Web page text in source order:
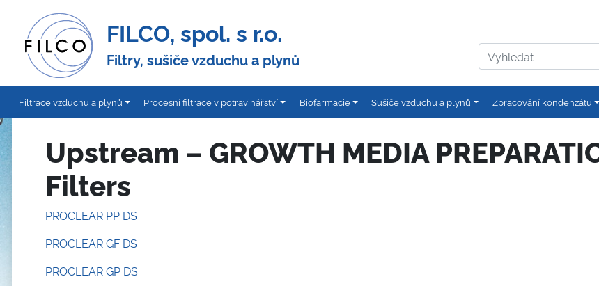
FILCO, spol. s r.o.
Filtry, sušiče vzduchu a plynů
Filtrace vzduchu a plynů Procesní filtrace v potravinářství Biofarmacie Sušiče vzduchu a plynů Zpracování kondenzátu
Upstream – GROWTH MEDIA
Filters
PROCLEAR PP DS
PROCLEAR GF DS
PROCLEAR GP DS